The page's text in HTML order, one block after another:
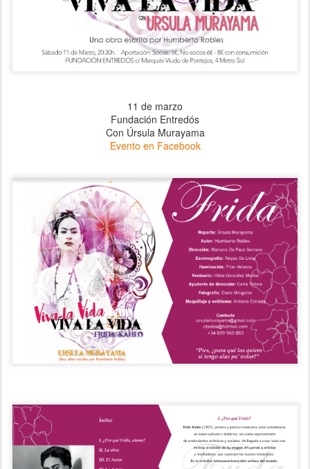
11 de marzo
Fundación Entredós
Con Úrsula Murayama
Evento en Facebook